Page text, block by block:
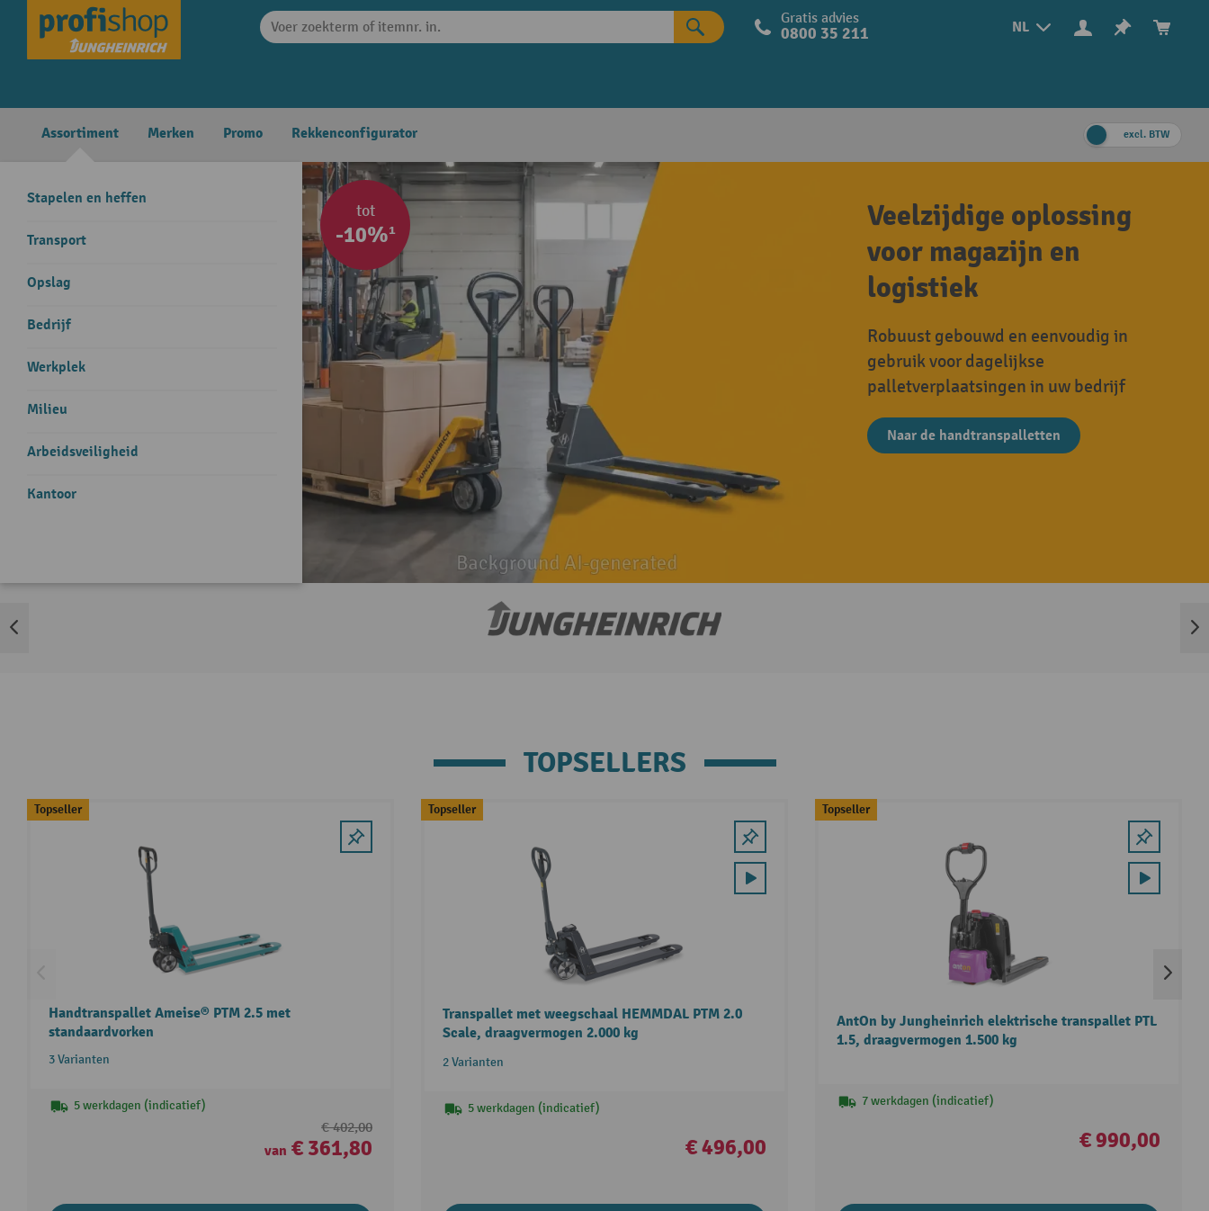
Skip to main navigation NL
Gratis advies
0800 35 211
Assortiment Merken Promo Rekkenconfigurator excl. BTW
Stapelen en heffen
Transport
Opslag
Bedrijf
Werkplek
Milieu
Arbeidsveiligheid
Kantoor
tot
-10%¹
Veelzijdige oplossing
voor magazijn en
logistiek
Robuust gebouwd en eenvoudig in
gebruik voor dagelijkse
palletverplaatsingen in uw bedrijf
Naar de handtranspalletten
TOPSELLERS
Skip product gallery
Topseller
Handtranspallet Ameise® PTM 2.5 met
standaardvorken
3 Varianten
5 werkdagen (indicatief)
€ 402,00
van € 361,80
Topseller
Transpallet met weegschaal HEMMDAL PTM 2.0
Scale, draagvermogen 2.000 kg
2 Varianten
5 werkdagen (indicatief)
€ 496,00
Topseller
AntOn by Jungheinrich elektrische transpallet PTL
1.5, draagvermogen 1.500 kg
7 werkdagen (indicatief)
€ 990,00